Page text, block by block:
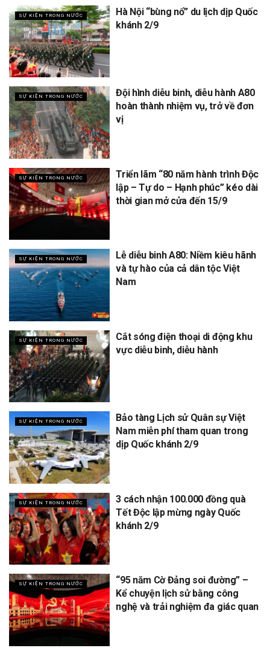
SỰ KIỆN TRONG NƯỚC
Hà Nội “bùng nổ” du lịch dịp Quốc
khánh 2/9
SỰ KIỆN TRONG NƯỚC
Đội hình diễu binh, diễu hành A80
hoàn thành nhiệm vụ, trở về đơn
vị
SỰ KIỆN TRONG NƯỚC
Triển lãm “80 năm hành trình Độc
lập – Tự do – Hạnh phúc” kéo dài
thời gian mở cửa đến 15/9
SỰ KIỆN TRONG NƯỚC
Lễ diễu binh A80: Niềm kiêu hãnh
và tự hào của cả dân tộc Việt
Nam
SỰ KIỆN TRONG NƯỚC
Cắt sóng điện thoại di động khu
vực diễu binh, diễu hành
SỰ KIỆN TRONG NƯỚC
Bảo tàng Lịch sử Quân sự Việt
Nam miễn phí tham quan trong
dịp Quốc khánh 2/9
SỰ KIỆN TRONG NƯỚC
3 cách nhận 100.000 đồng quà
Tết Độc lập mừng ngày Quốc
khánh 2/9
SỰ KIỆN TRONG NƯỚC
“95 năm Cờ Đảng soi đường” –
Kể chuyện lịch sử bằng công
nghệ và trải nghiệm đa giác quan